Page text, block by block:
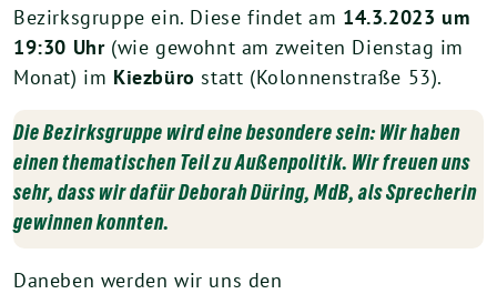
Bezirksgruppe ein. Diese findet am 14.3.2023 um
19:30 Uhr(wie gewohnt am zweiten Dienstag im
Monat) im Kiezbüro statt (Kolonnenstraße 53).
Die Bezirksgruppe wird eine besondere sein: Wir haben
einen thematischen Teil zu Außenpolitik. Wir freuen uns
sehr, dass wir dafür Deborah Düring, MdB, als Sprecherin
gewinnen konnten.
Daneben werden wir uns den